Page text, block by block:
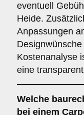
eventuell
Heide.
Anpassungen
Kostenanalyse
eine
Welche
bei einem